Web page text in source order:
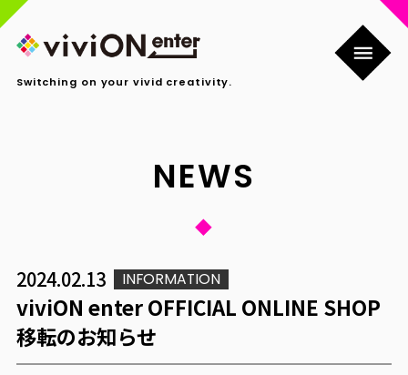
Switching on your vivid creativity.
NEWS
2024.02.13 INFORMATION
viviON enter OFFICIAL ONLINE SHOP
移転のお知らせ